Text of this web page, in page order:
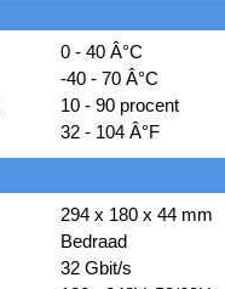
0 - 40 Â°C
-40 - 70 Â°C
10 - 90 procent
32 - 104 Â°F
294 x 180 x 44 mm
Bedraad
32 Gbit/s